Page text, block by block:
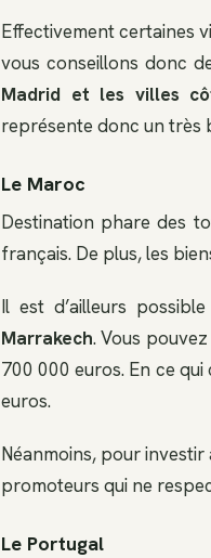
Effectivement certaines
vous conseillons donc
Madrid et les villes
représente donc un très
Le Maroc
Destination phare des
français. De plus, les
Il est d’ailleurs
Marrakech. Vous
700 000 euros. En ce
euros.
Néanmoins, pour
promoteurs qui ne
Le Portugal